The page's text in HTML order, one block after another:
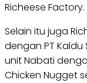
Richeese Factory.
Selain itu juga
dengan PT Kaldu
unit Nabati
Chicken Nugget